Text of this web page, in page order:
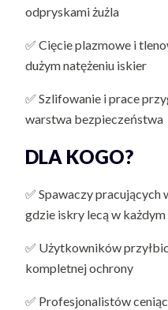
odpryskami żużla
✅ Cięcie plazmowe i
dużym natężeniu iskier
✅ Szlifowanie i prace
warstwa bezpieczeństwa
DLA KOGO?
✅ Spawaczy pracujących
gdzie iskry lecą w
✅ Użytkowników
kompletnej ochrony
✅ Profesjonalistów